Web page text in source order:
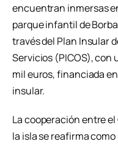
encuentran inmersas
parque infantil de
través del Plan Insular
Servicios (PICOS), con
mil euros, financiada
insular.
La cooperación entre
la isla se reafirma